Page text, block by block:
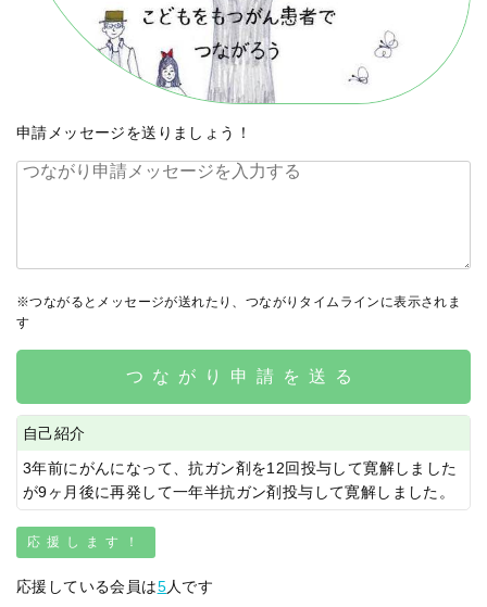
申請メッセージを送りましょう！
※つながるとメッセージが送れたり、つながりタイムラインに表示されま
す
つながり申請を送る
自己紹介
3年前にがんになって、抗ガン剤を12回投与して寛解しました
が9ヶ月後に再発して一年半抗ガン剤投与して寛解しました。
応援します！
応援している会員は5人です